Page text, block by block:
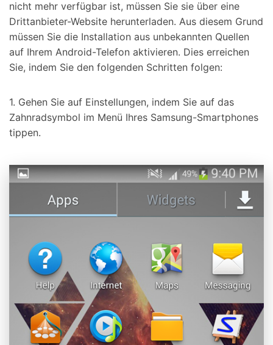
nicht mehr verfügbar ist, müssen Sie sie über eine
Drittanbieter-Website herunterladen. Aus diesem Grund
müssen Sie die Installation aus unbekannten Quellen
auf Ihrem Android-Telefon aktivieren. Dies erreichen
Sie, indem Sie den folgenden Schritten folgen:
1. Gehen Sie auf Einstellungen, indem Sie auf das
Zahnradsymbol im Menü Ihres Samsung-Smartphones
tippen.